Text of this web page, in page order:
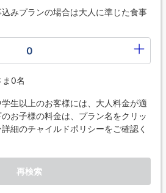
みプランの場合は大人に準じた食事
0
ま0名
生以上のお客様には、大人料金が適
お子様の料金は、プラン名をクリッ
細のチャイルドポリシーをご確認く
再検索